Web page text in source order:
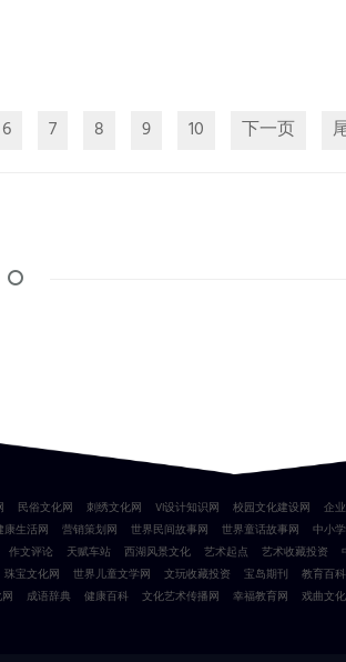
6 7 8 9 10 下一页
民俗文化网 刺绣文化网 VI设计知识网 校园文化建设网 企
康生活网 营销策划网 世界民间故事网 世界童话故事网 中小
作文评论 天赋车站 西湖风景文化 艺术起点 艺术收藏投资
珠宝文化网 世界儿童文学网 文玩收藏投资 宝岛期刊 教育百科
成语辞典 健康百科 文化艺术传播网 幸福教育网 戏曲文